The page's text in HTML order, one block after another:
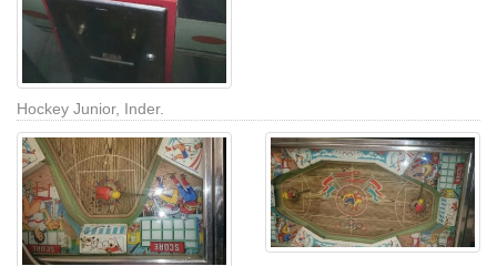
Hockey Junior, Inder.